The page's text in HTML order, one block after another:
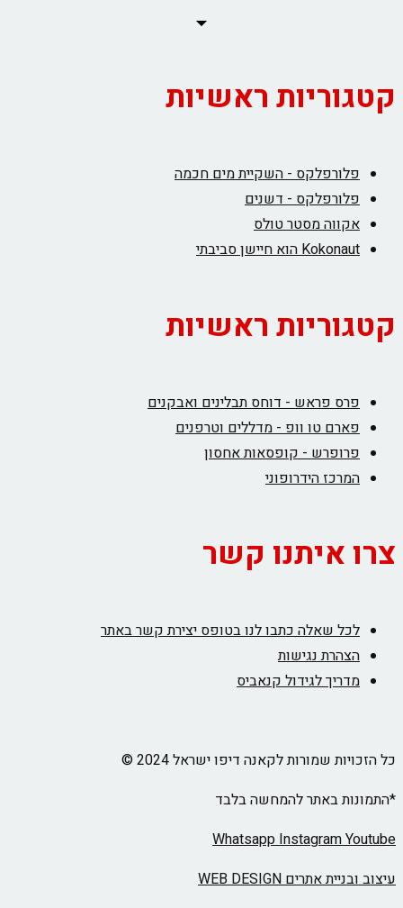
קטגוריות ראשיות
פלורפלקס - השקיית מים חכמה
פלורפלקס - דשנים
אקווה מסטר טולס
Kokonaut הוא חיישן סביבתי
קטגוריות ראשיות
פרס פראש - דוחס תבלינים ואבקנים
פארם טו וופ - מדללים וטרפנים
פרופרש - קופסאות אחסון
המרכז הידרופוני
צרו איתנו קשר
לכל שאלה כתבו לנו בטופס יצירת קשר באתר
הצהרת נגישות
מדריך לגידול קנאביס
כל הזכויות שמורות לקאנה דיפו ישראל 2024 ©
*התמונות באתר להמחשה בלבד
WhatsappInstagramYoutube
עיצוב ובניית אתרים WEB DESIGN